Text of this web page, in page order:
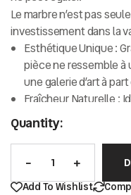
Le marbre n’est pas
investissement dans la
Esthétique Unique :
pièce ne ressemble
une galerie d’art à
Fraîcheur Naturelle :
conserve une
Solidité et Longévité :
les décennies sans
Polyvalence :
Parfait
revêtements de sol,
Quantity:
Add To Wishlist